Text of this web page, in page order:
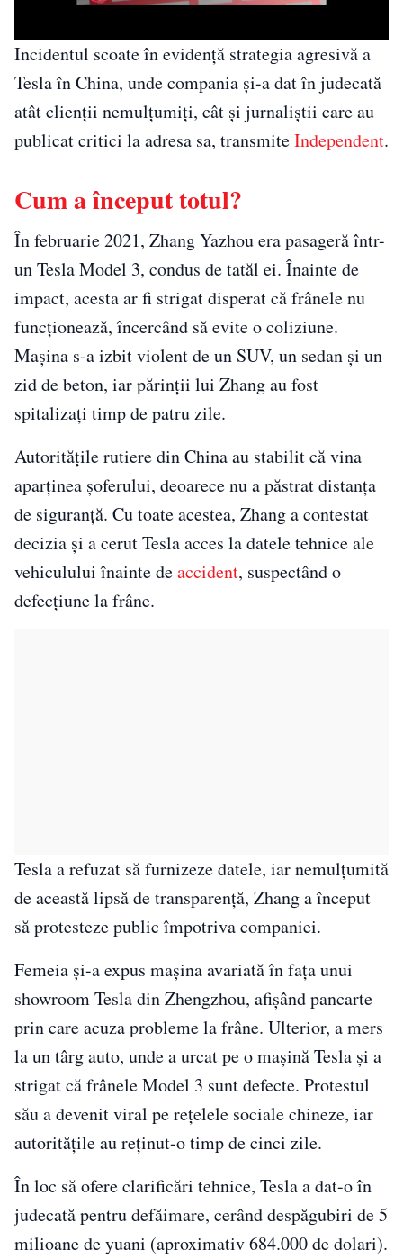
Incidentul scoate în evidență strategia agresivă a
Tesla în China, unde compania și-a dat în judecată
atât clienții nemulțumiți, cât și jurnaliștii care au
publicat critici la adresa sa, transmiteIndependent.
Cum a început totul?
În februarie 2021, Zhang Yazhou era pasageră într-
un Tesla Model 3, condus de tatăl ei. Înainte de
impact, acesta ar fi strigat disperat că frânele nu
funcționează, încercând să evite o coliziune.
Mașina s-a izbit violent de un SUV, un sedan și un
zid de beton, iar părinții lui Zhang au fost
spitalizați timp de patru zile.
Autoritățile rutiere din China au stabilit că vina
aparținea șoferului, deoarece nu a păstrat distanța
de siguranță. Cu toate acestea, Zhang a contestat
decizia și a cerut Tesla acces la datele tehnice ale
vehiculului înainte deaccident, suspectând o
defecțiune la frâne.
Tesla a refuzat să furnizeze datele, iar nemulțumită
de această lipsă de transparență, Zhang a început
să protesteze public împotriva companiei.
Femeia și-a expus mașina avariată în fața unui
showroom Tesla din Zhengzhou, afișând pancarte
prin care acuza probleme la frâne. Ulterior, a mers
la un târg auto, unde a urcat pe o mașină Tesla și a
strigat că frânele Model 3 sunt defecte. Protestul
său a devenit viral pe rețelele sociale chineze, iar
autoritățile au reținut-o timp de cinci zile.
În loc să ofere clarificări tehnice, Tesla a dat-o în
judecată pentru defăimare, cerând despăgubiri de 5
milioane de yuani (aproximativ 684.000 de dolari).